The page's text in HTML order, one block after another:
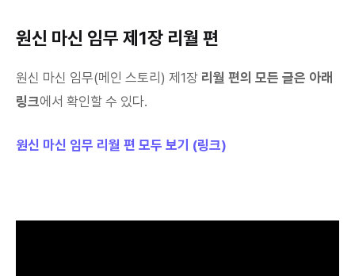
원신 마신 임무 제1장 리월 편
원신 마신 임무(메인 스토리) 제1장 리월 편의 모든 글은 아래
링크에서 확인할 수 있다.
원신 마신 임무 리월 편 모두 보기 (링크)